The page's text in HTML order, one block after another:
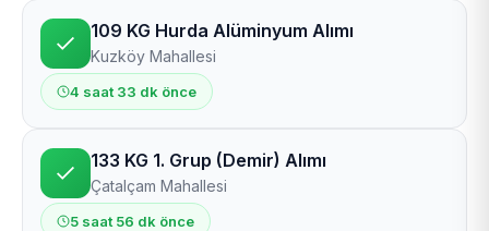
109 KG Hurda Alüminyum Alımı
Kuzköy Mahallesi
4 saat 33 dk önce
133 KG 1. Grup (Demir) Alımı
Çatalçam Mahallesi
5 saat 56 dk önce